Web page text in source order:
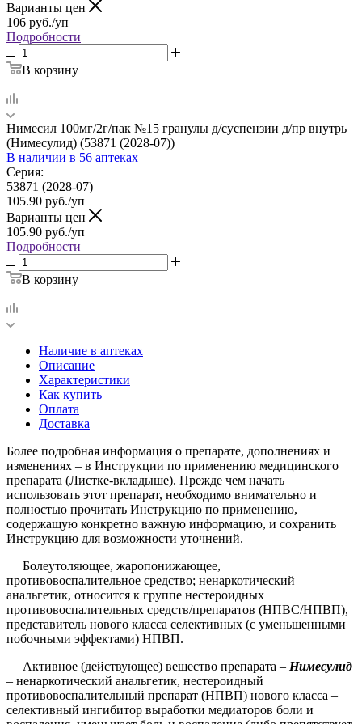
Варианты цен
106 руб./уп
Подробности
В корзину
Нимесил 100мг/2г/пак №15 гранулы д/суспензии д/пр внутрь
(Нимесулид) (53871 (2028-07))
В наличии в 56 аптеках
Серия:
53871 (2028-07)
105.90 руб./уп
Варианты цен
105.90 руб./уп
Подробности
В корзину
Наличие в аптеках
Описание
Характеристики
Как купить
Оплата
Доставка
Более подробная информация о препарате, дополнениях и
изменениях – в Инструкции по применению медицинского
препарата (Листке-вкладыше). Прежде чем начать
использовать этот препарат, необходимо внимательно и
полностью прочитать Инструкцию по применению,
содержащую конкретно важную информацию, и сохранить
Инструкцию для возможности уточнений.
Болеутоляющее, жаропонижающее,
противовоспалительное средство; ненаркотический
анальгетик, относится к группе нестероидных
противовоспалительных средств/препаратов (НПВС/НПВП),
представитель нового класса селективных (с уменьшенными
побочными эффектами) НПВП.
Активное (действующее) вещество препарата – Нимесулид
– ненаркотический анальгетик, нестероидный
противовоспалительный препарат (НПВП) нового класса –
селективный ингибитор выработки медиаторов боли и